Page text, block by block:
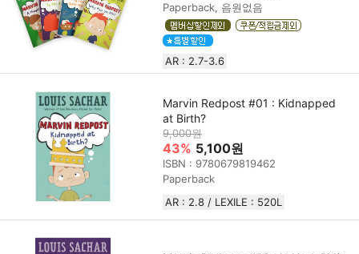
Paperback, 음원없음
AR : 2.7-3.6
Marvin Redpost #01 : Kidnapped
at Birth?
9,000원
43% 5,100원
ISBN : 9780679819462
Paperback
AR : 2.8 / LEXILE : 520L